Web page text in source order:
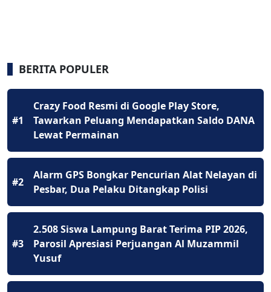
BERITA POPULER
#1
Crazy Food Resmi di Google Play Store,
Tawarkan Peluang Mendapatkan Saldo DANA
Lewat Permainan
#2
Alarm GPS Bongkar Pencurian Alat Nelayan di
Pesbar, Dua Pelaku Ditangkap Polisi
#3
2.508 Siswa Lampung Barat Terima PIP 2026,
Parosil Apresiasi Perjuangan Al Muzammil
Yusuf